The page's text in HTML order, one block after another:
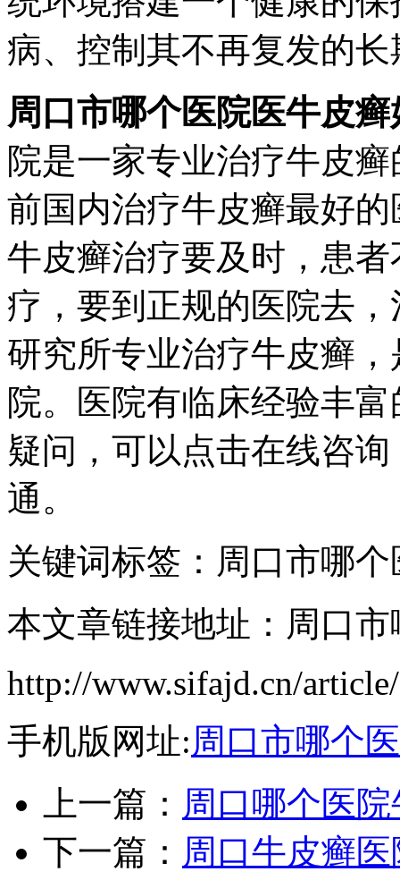
病、控制其不再复发的
周口市哪个医院医牛皮癣
院是一家专业治疗牛皮
前国内治疗牛皮癣最好
牛皮癣治疗要及时，患
疗，要到正规的医院去
研究所专业治疗牛皮癣
院。医院有临床经验丰
疑问，可以点击在线咨
通。
关键词标签：周口市哪
本文章链接地址：周口
http://www.sifajd.cn/
手机版网址:周口市哪个
上一篇： 周口哪个医
下一篇： 周口牛皮癣医